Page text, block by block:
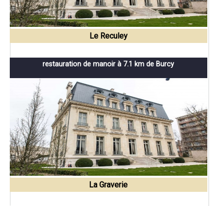
Le Reculey
restauration de manoir à 7.1 km de Burcy
La Graverie